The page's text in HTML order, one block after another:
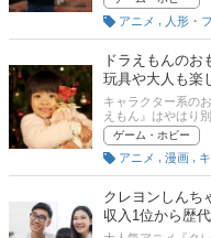
て飾ったりと楽し
るファンも少なく
の長いシリーズで
ため、なかには「
方もいるのではな
中からおすすめの
には、比較一覧表
口コミや評判もチ
アニメ
ドラえもんの
玩具や大人も楽
キャラクター系の
えもん』はやはり
のジャンルも実に
までさまざまな商
気おもちゃ・グッ
していきます。お
ラえもんファンの
各ショッピングサ
てみてください！
ゲーム・ホビー
アニメ
漫画
クレヨンしんち
収入1位から歴